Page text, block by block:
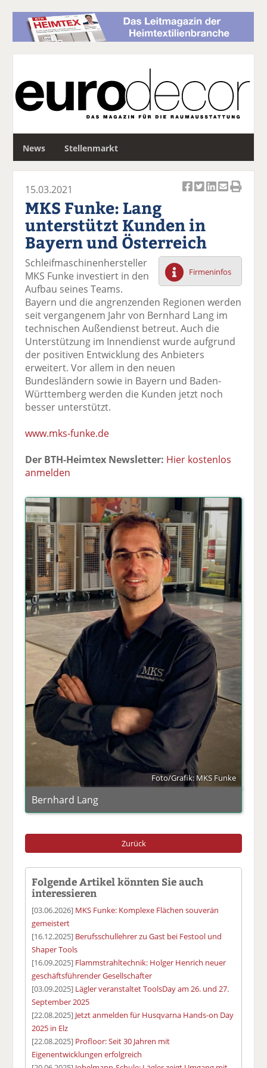
News Stellenmarkt
c
k
el
a
uf
F
ac
e
b
o
o
k
il
e
k
el
t
wi
tt
er
n
a
uf
Li
n
k
e
di
n
e
n
er
E
m
ai
l
v
er
d
e
ck
e
n
15.03.2021
MKS Funke: Lang
unterstützt Kunden in
Bayern und Österreich
Firmeninfos
Schleifmaschinenhersteller
MKS Funke investiert in den
Aufbau seines Teams.
Bayern und die angrenzenden Regionen werden
seit vergangenem Jahr von Bernhard Lang im
technischen Außendienst betreut. Auch die
Unterstützung im Innendienst wurde aufgrund
der positiven Entwicklung des Anbieters
erweitert. Vor allem in den neuen
Bundesländern sowie in Bayern und Baden-
Württemberg werden die Kunden jetzt noch
besser unterstützt.
www.mks-funke.de
Der BTH-Heimtex Newsletter: Hier kostenlos
anmelden
Foto/Grafik: MKS Funke
Bernhard Lang
Zurück
Folgende Artikel könnten Sie auch
interessieren
[03.06.2026] MKS Funke: Komplexe Flächen souverän
gemeistert
[16.12.2025] Berufsschullehrer zu Gast bei Festool und
Shaper Tools
[16.09.2025] Flammstrahltechnik: Holger Henrich neuer
geschäftsführender Gesellschafter
[03.09.2025] Lägler veranstaltet ToolsDay am 26. und 27.
September 2025
[22.08.2025] Jetzt anmelden für Husqvarna Hands-on Day
2025 in Elz
[22.08.2025] Profloor: Seit 30 Jahren mit
Eigenentwicklungen erfolgreich